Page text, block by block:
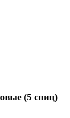
(5 спиц)